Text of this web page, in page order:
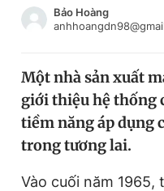
Chào ngày mới
Video
Sản phẩm khác
Đăng xuất
Bảo Hoàng
Một nhà sản xuất
giới thiệu hệ thống
tiềm năng áp dụng
trong tương lai.
Vào cuối năm 1965,